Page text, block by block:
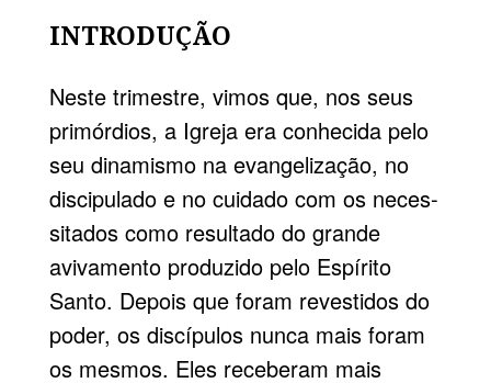
INTRODUÇÃO
Neste trimestre, vimos que, nos seus
primórdios, a Igreja era conhecida pelo
seu dinamismo na evangelização, no
discipulado e no cuidado com os neces­
sitados como resultado do grande
avivamento produzido pelo Espírito
Santo. Depois que foram revestidos do
poder, os discípulos nunca mais foram
os mesmos. Eles receberam mais